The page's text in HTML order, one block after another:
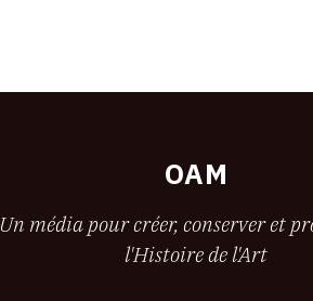
OAM
Un média pour créer, conserver et
l'Histoire de l'Art